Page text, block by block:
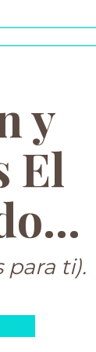
y
El
ti).